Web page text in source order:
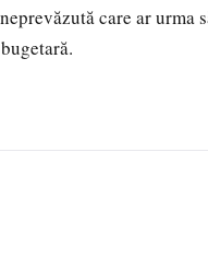
care ar urma